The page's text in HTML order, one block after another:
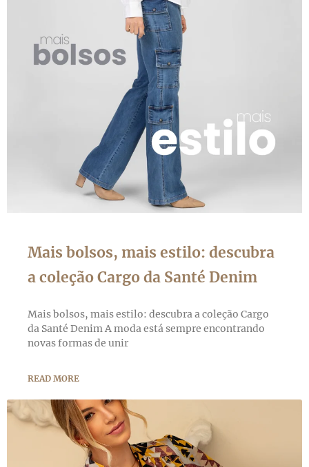
Mais bolsos, mais estilo: descubra
a coleção Cargo da Santé Denim
Mais bolsos, mais estilo: descubra a coleção Cargo
da Santé Denim A moda está sempre encontrando
novas formas de unir
READ MORE